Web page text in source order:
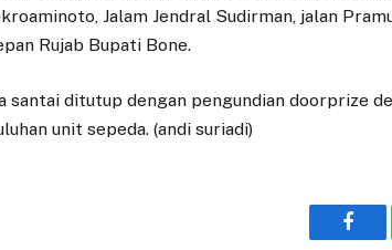
Jalam Jendral Sudirman, jalan
Rujab Bupati Bone.
santai ditutup dengan pengundian doorprize
unit sepeda. (andi suriadi)